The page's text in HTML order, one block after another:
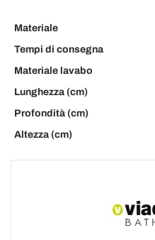
Materiale
Tempi di consegna
Materiale lavabo
Lunghezza (cm)
Profondità (cm)
Altezza (cm)